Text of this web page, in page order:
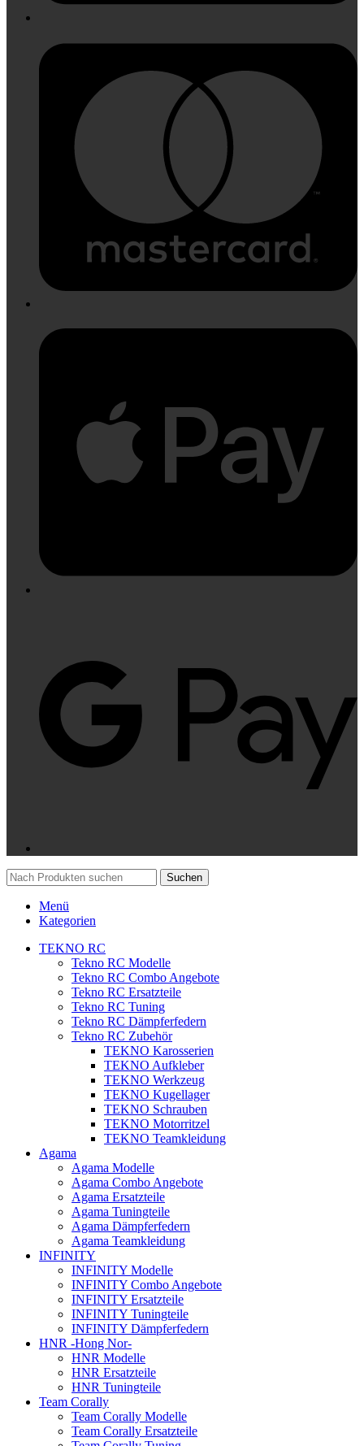
Suchen
Menü
Kategorien
TEKNO RC
Tekno RC Modelle
Tekno RC Combo Angebote
Tekno RC Ersatzteile
Tekno RC Tuning
Tekno RC Dämpferfedern
Tekno RC Zubehör
TEKNO Karosserien
TEKNO Aufkleber
TEKNO Werkzeug
TEKNO Kugellager
TEKNO Schrauben
TEKNO Motorritzel
TEKNO Teamkleidung
Agama
Agama Modelle
Agama Combo Angebote
Agama Ersatzteile
Agama Tuningteile
Agama Dämpferfedern
Agama Teamkleidung
INFINITY
INFINITY Modelle
INFINITY Combo Angebote
INFINITY Ersatzteile
INFINITY Tuningteile
INFINITY Dämpferfedern
HNR -Hong Nor-
HNR Modelle
HNR Ersatzteile
HNR Tuningteile
Team Corally
Team Corally Modelle
Team Corally Ersatzteile